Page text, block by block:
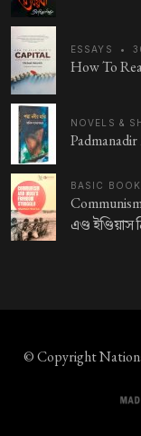
ESSAYS •
How To
NOVELS &
BASIC
এণ্ড ইণ্ডিয়াস
© Copyright